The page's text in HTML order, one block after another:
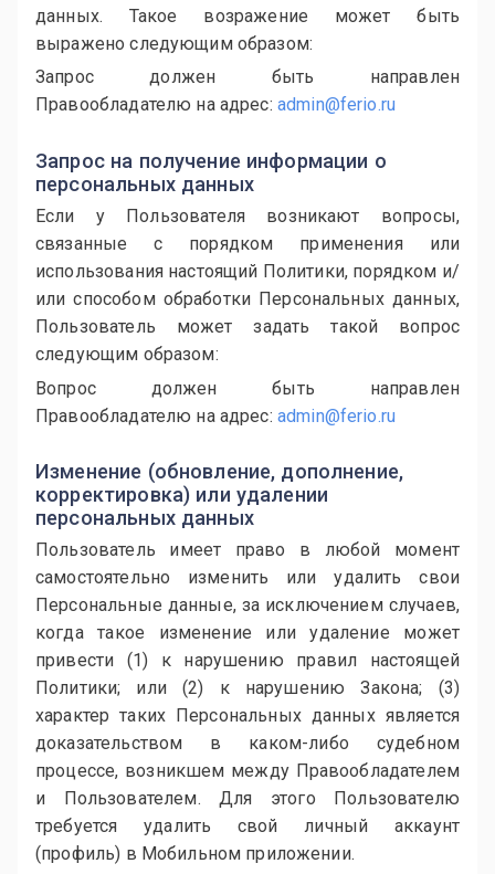
данных. Такое возражение может быть
выражено следующим образом:
Запрос должен быть направлен
Правообладателю на адрес: admin@ferio.ru
Запрос на получение информации о
персональных данных
Если у Пользователя возникают вопросы,
связанные с порядком применения или
использования настоящий Политики, порядком и/
или способом обработки Персональных данных,
Пользователь может задать такой вопрос
следующим образом:
Вопрос должен быть направлен
Правообладателю на адрес: admin@ferio.ru
Изменение (обновление, дополнение,
корректировка) или удалении
персональных данных
Пользователь имеет право в любой момент
самостоятельно изменить или удалить свои
Персональные данные, за исключением случаев,
когда такое изменение или удаление может
привести (1) к нарушению правил настоящей
Политики; или (2) к нарушению Закона; (3)
характер таких Персональных данных является
доказательством в каком-либо судебном
процессе, возникшем между Правообладателем
и Пользователем. Для этого Пользователю
требуется удалить свой личный аккаунт
(профиль) в Мобильном приложении.